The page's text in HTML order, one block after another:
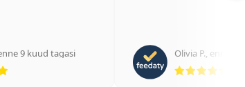
9 kuud tagasi
Hinnang 5 viiest
Olivia P., enne